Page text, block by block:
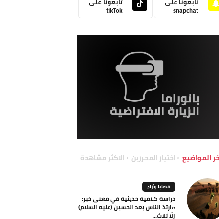
snapchat
tikTok
المواضيع اختيار المحررين الاكثر مشاهدة
قضايا وآراء
دراسة كلامية حديثية في معنى خبر:
«ارتدّ الناس بعد الحسين (عليه السلام)
إلّا ثلاث...